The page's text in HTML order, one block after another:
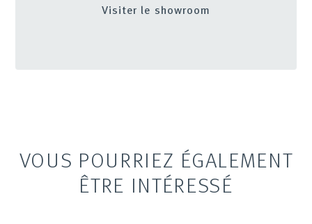
Visiter le showroom
VOUS POURRIEZ ÉGALEMENT
ÊTRE INTÉRESSÉ